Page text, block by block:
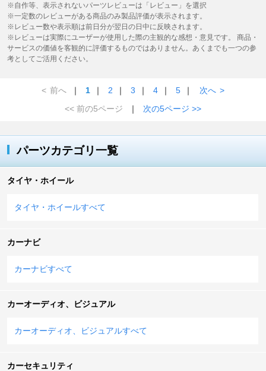
※自作等、表示されないパーツレビューは「レビュー」を選択
※一定数のレビューがある商品のみ製品評価が表示されます。
※レビュー数や表示順は前日分が翌日の日中に反映されます。
※レビューは実際にユーザーが使用した際の主観的な感想・意見です。 商品・
サービスの価値を客観的に評価するものではありません。あくまでも一つの参
考としてご活用ください。
< 前へ ｜ 1 ｜ 2 ｜ 3 ｜ 4 ｜ 5 ｜ 次へ >
<< 前の5ページ
｜ 次の5ページ >>
パーツカテゴリ一覧
タイヤ・ホイール
タイヤ・ホイールすべて
カーナビ
カーナビすべて
カーオーディオ、ビジュアル
カーオーディオ、ビジュアルすべて
カーセキュリティ